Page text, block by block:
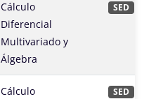
Cálculo
Diferencial
Multivariado y
Álgebra
SED
Cálculo
SED